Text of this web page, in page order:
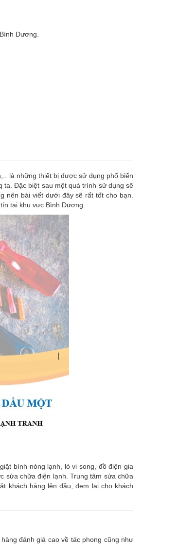
Dương.
là những thiết bị được sử dụng phổ biến
ta. Đặc biệt sau một quá trình sử dụng sẽ
nên bài viết dưới đây sẽ rất tốt cho bạn.
tại khu vực Bình Dương.
bình nóng lạnh, lò vi song, đồ điện gia
sửa chữa điện lạnh. Trung tâm sửa chữa
khách hàng lên đầu, đem lại cho khách
đánh giá cao về tác phong cũng như